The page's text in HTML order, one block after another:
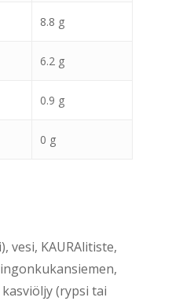
8.8 g
6.2 g
0.9 g
0 g
vesi, KAURAlitiste,
(rypsi tai